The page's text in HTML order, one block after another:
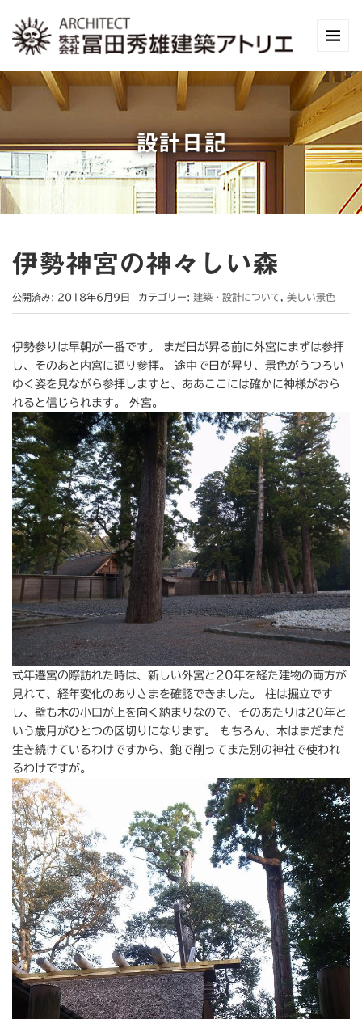
設計日記
伊勢神宮の神々しい森
公開済み: 2018年6月9日 カテゴリー: 建築・設計について 美しい景色
伊勢参りは早朝が一番です。 まだ日が昇る前に外宮にまずは参拝
し、そのあと内宮に廻り参拝。 途中で日が昇り、景色がうつろい
ゆく姿を見ながら参拝しますと、ああここには確かに神様がおら
れると信じられます。 外宮。
式年遷宮の際訪れた時は、新しい外宮と20年を経た建物の両方が
見れて、経年変化のありさまを確認できました。 柱は掘立です
し、壁も木の小口が上を向く納まりなので、そのあたりは20年と
いう歳月がひとつの区切りになります。 もちろん、木はまだまだ
生き続けているわけですから、鉋で削ってまた別の神社で使われ
るわけですが。